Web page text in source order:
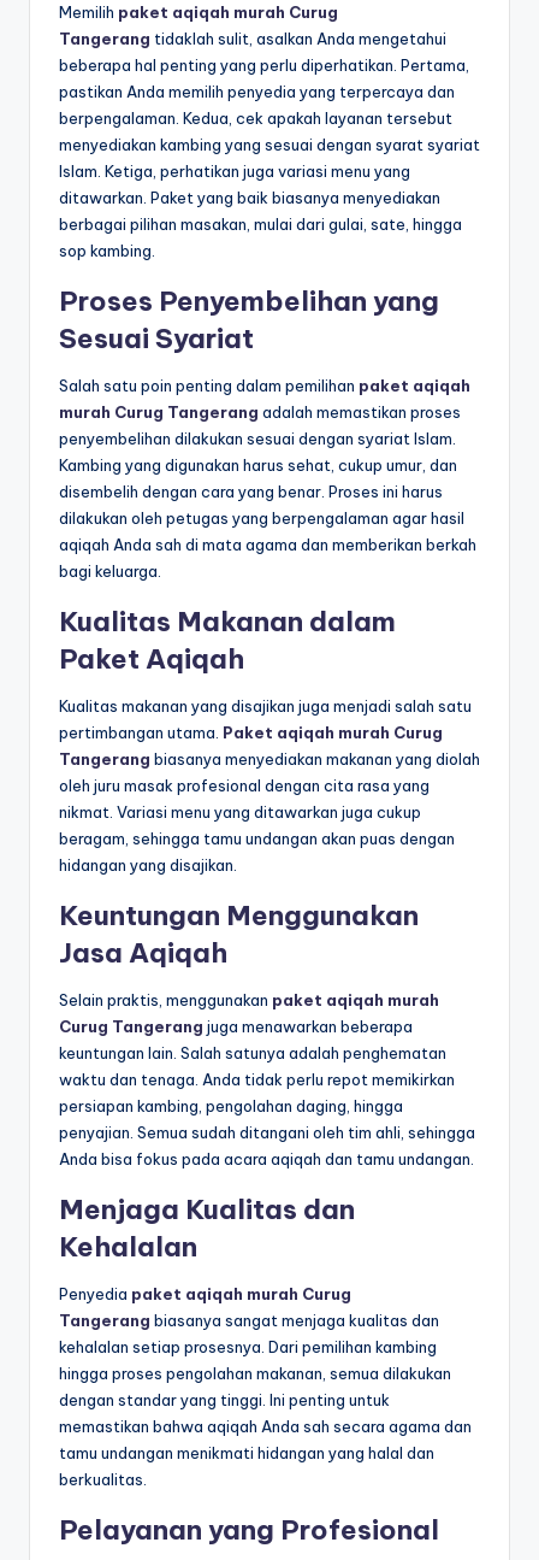
Memilih paket aqiqah murah Curug
Tangerang tidaklah sulit, asalkan Anda mengetahui
beberapa hal penting yang perlu diperhatikan. Pertama,
pastikan Anda memilih penyedia yang terpercaya dan
berpengalaman. Kedua, cek apakah layanan tersebut
menyediakan kambing yang sesuai dengan syarat syariat
Islam. Ketiga, perhatikan juga variasi menu yang
ditawarkan. Paket yang baik biasanya menyediakan
berbagai pilihan masakan, mulai dari gulai, sate, hingga
sop kambing.
Proses Penyembelihan yang
Sesuai Syariat
Salah satu poin penting dalam pemilihan paket aqiqah
murah Curug Tangerang adalah memastikan proses
penyembelihan dilakukan sesuai dengan syariat Islam.
Kambing yang digunakan harus sehat, cukup umur, dan
disembelih dengan cara yang benar. Proses ini harus
dilakukan oleh petugas yang berpengalaman agar hasil
aqiqah Anda sah di mata agama dan memberikan berkah
bagi keluarga.
Kualitas Makanan dalam
Paket Aqiqah
Kualitas makanan yang disajikan juga menjadi salah satu
pertimbangan utama. Paket aqiqah murah Curug
Tangerang biasanya menyediakan makanan yang diolah
oleh juru masak profesional dengan cita rasa yang
nikmat. Variasi menu yang ditawarkan juga cukup
beragam, sehingga tamu undangan akan puas dengan
hidangan yang disajikan.
Keuntungan Menggunakan
Jasa Aqiqah
Selain praktis, menggunakan paket aqiqah murah
Curug Tangerang juga menawarkan beberapa
keuntungan lain. Salah satunya adalah penghematan
waktu dan tenaga. Anda tidak perlu repot memikirkan
persiapan kambing, pengolahan daging, hingga
penyajian. Semua sudah ditangani oleh tim ahli, sehingga
Anda bisa fokus pada acara aqiqah dan tamu undangan.
Menjaga Kualitas dan
Kehalalan
Penyedia paket aqiqah murah Curug
Tangerang biasanya sangat menjaga kualitas dan
kehalalan setiap prosesnya. Dari pemilihan kambing
hingga proses pengolahan makanan, semua dilakukan
dengan standar yang tinggi. Ini penting untuk
memastikan bahwa aqiqah Anda sah secara agama dan
tamu undangan menikmati hidangan yang halal dan
berkualitas.
Pelayanan yang Profesional